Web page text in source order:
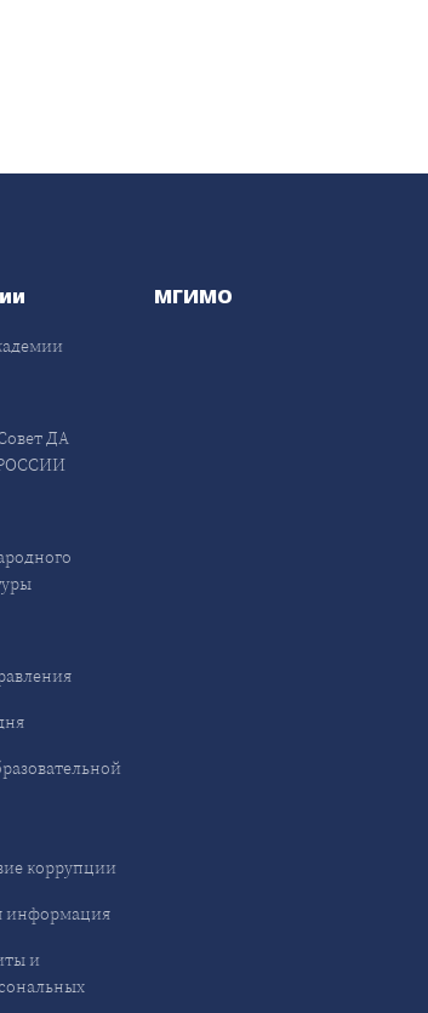
ДА
коррупции
информация
и
МГИМО